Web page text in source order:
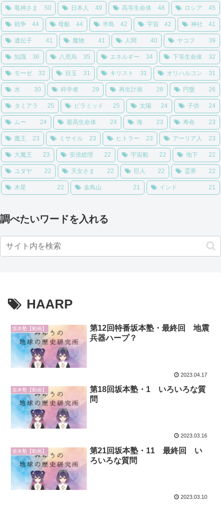
竜神さま 50 日本人 49 高等生命体 48 ロシア 45
戦争 44 母船 44 半島 42 宇宙 42 神社 41
遺伝子 41 魔物 41 人間 40 ヤコフ 39
知識 36 八咫烏 35 エネルギー 34 下等生命体 32
モーゼ 32 目玉 31 キリスト 31 オリハルコン 31
水 30 科学者 29 再生計画 28 円盤 26
タミアラ 25 ピラミッド 25 太陽 24 子供 24
ムー 24 最高生命体 24 海 23 寿命 23
魔王 23 ミサイル 23 ヒトラー 23 アーリア人 23
大魔王 23 安倍総理 22 宇宙船 22 地下 22
ユダヤ 22 天女さま 22 巨人 22 霊界 22
木星 22 金鳥山 21 インド 21
調べたいワードを入れる
HAARP
坂本塾【動画】
第12回特番坂本塾・最終回 地震
兵器ハープ？
2023.04.17
坂本塾【動画】
第18回坂本塾・1 いろいろな質
問
2023.03.16
坂本塾【動画】
第21回坂本塾・11 最終回 い
ろいろな質問
2023.03.10